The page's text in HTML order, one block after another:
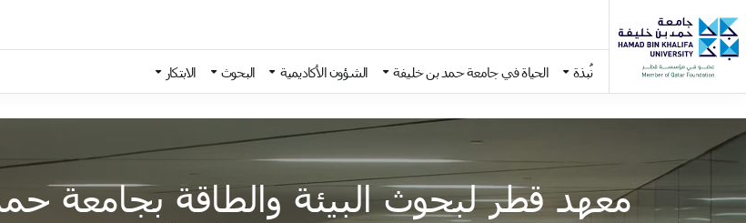
Skip to main content
نُبذة الحياة في جامعة حمد بن خليفة الشؤون الأكاديمية البحوث الابتكار
معهد قطر لبحوث البيئة والطاقة بجامعة